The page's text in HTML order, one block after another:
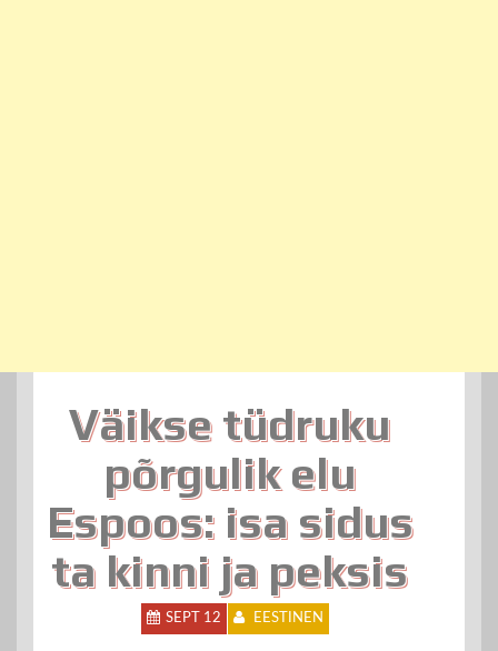
Väikse tüdruku
põrgulik elu
Espoos: isa sidus
ta kinni ja peksis
SEPT 12 EESTINEN